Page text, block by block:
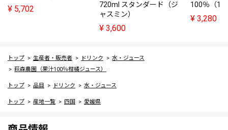
¥ 5,702
720ml スタンダード（ジ
ャスミン）
¥ 3,600
100％（
¥ 3,280
トップ 生産者・販売者 ドリンク
水・ジュース
萩森農園（果汁100％柑橘ジュース）
トップ 品目 ドリンク 水・ジュース
トップ 産地一覧 四国 愛媛県